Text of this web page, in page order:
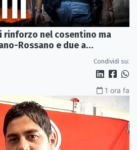
rinforzo nel cosentino ma
Rossano e due a
Condividi su:
1 ora fa